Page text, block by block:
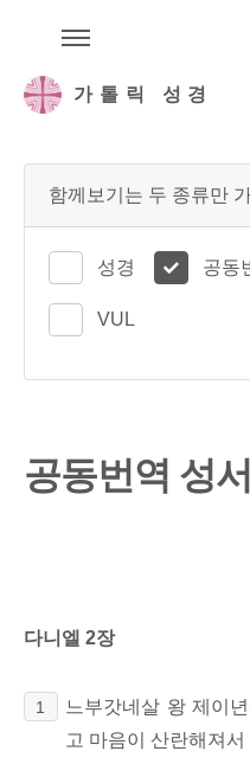
가톨릭 성경
함께보기는 두 종류만
성경 공동
VUL
공동번역 성서
다니엘 2장
1
느부갓네살 왕 제이
고 마음이 산란해져